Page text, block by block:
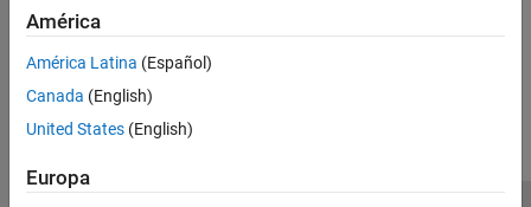
América
América Latina (Español)
Canada (English)
United States (English)
Europa